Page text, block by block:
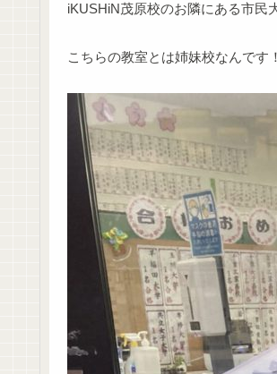
iKUSHiN茂原校のお隣にある市民
こちらの教室とは姉妹校なんです！